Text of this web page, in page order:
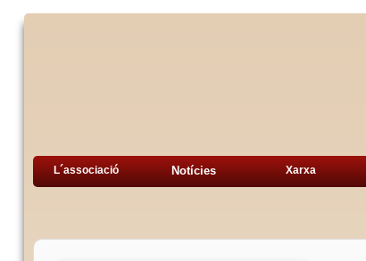
L´associació Notícies Xarxa